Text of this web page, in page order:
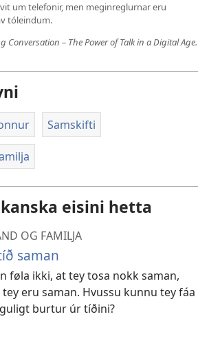
um telefonir, men meginreglurnar eru
tóleindum.
Conversation – The Power of Talk in a Digital Age.
Samskifti
eisini hetta
OG FAMILJA
saman
føla ikki, at tey tosa nokk saman,
eru saman. Hvussu kunnu tey fáa
burtur úr tíðini?